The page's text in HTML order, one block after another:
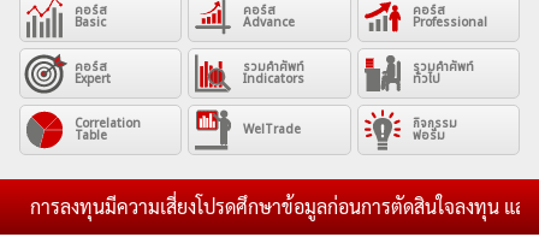
News
Articles
VPS Register
คอร์ส
Basic
คอร์ส
Advance
คอร์ส
Professional
คอร์ส
Expert
รวมคำศัพท์
Indicators
รวมคำศัพท์
ทั่วไป
Correlation
Table WelTrade กิจกรรม
ฟอรั่ม
ารลงทุนมีความเสี่ยงโปรดศึกษาข้อมูลก่อนการตัดสินใจลงทุน และไม่